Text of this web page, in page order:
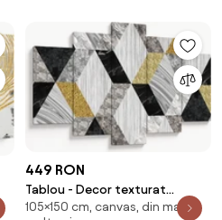
449 RON
Tablou - Decor texturat
(150x105 cm)
105×150 cm, canvas, din mai